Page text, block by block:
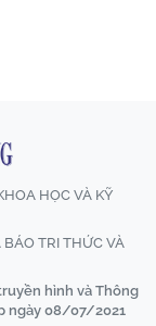
HỌC VÀ KỸ
TRI THỨC VÀ
hình và Thông
ngày 08/07/2021